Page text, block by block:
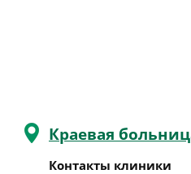
Краевая
Контакты клиники